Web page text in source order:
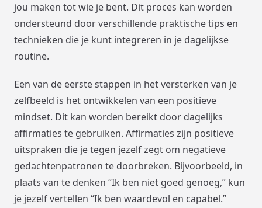
jou maken tot wie je bent. Dit proces kan worden
ondersteund door verschillende praktische tips en
technieken die je kunt integreren in je dagelijkse
routine.
Een van de eerste stappen in het versterken van je
zelfbeeld is het ontwikkelen van een positieve
mindset. Dit kan worden bereikt door dagelijks
affirmaties te gebruiken. Affirmaties zijn positieve
uitspraken die je tegen jezelf zegt om negatieve
gedachtenpatronen te doorbreken. Bijvoorbeeld, in
plaats van te denken “Ik ben niet goed genoeg,” kun
je jezelf vertellen “Ik ben waardevol en capabel.”